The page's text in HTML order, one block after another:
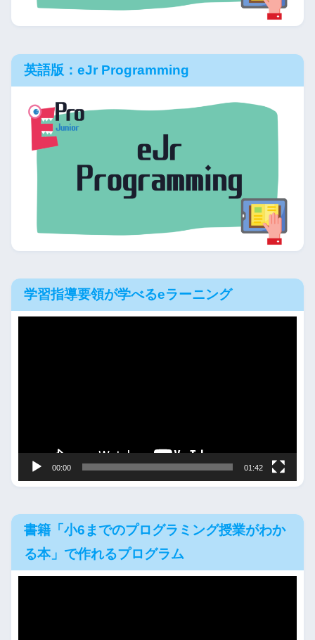
英語版：eJr Programming
学習指導要領が学べるeラーニング
00:00 01:42
書籍「小6までのプログラミング授業がわか
る本」で作れるプログラム